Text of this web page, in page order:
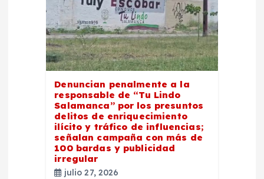
Denuncian penalmente a la
responsable de “Tu Lindo
Salamanca” por los presuntos
delitos de enriquecimiento
ilícito y tráfico de influencias;
señalan campaña con más de
100 bardas y publicidad
irregular
julio 27, 2026